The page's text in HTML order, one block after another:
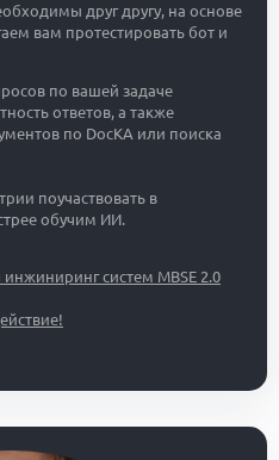
друг другу, на основе
вам протестировать бот и
по вашей задаче
ответов, а также
по DocKA или поиска
поучаствовать в
обучим ИИ.
систем MBSE 2.0